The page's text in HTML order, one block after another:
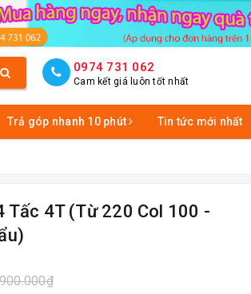
0974 731 062
Cam kết giá luôn tốt nhất
Trả góp nhanh 10 phút Tin tức mới nhất
Tấc 4T (Từ 220 Col 100 -